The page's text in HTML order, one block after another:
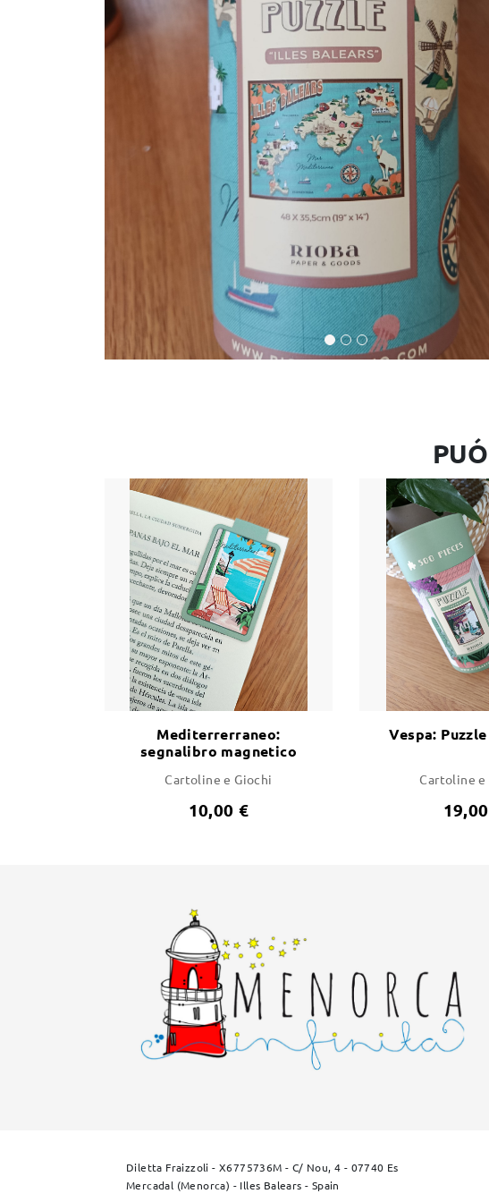
Mediterrerraneo:
segnalibro magnetico
Cartoline e Giochi
10,00 €
Vespa:
Cartoline e
Diletta Fraizzoli - X6775736M - C/ Nou, 4 - 07740 Es
Mercadal (Menorca) - Illes Balears - Spain